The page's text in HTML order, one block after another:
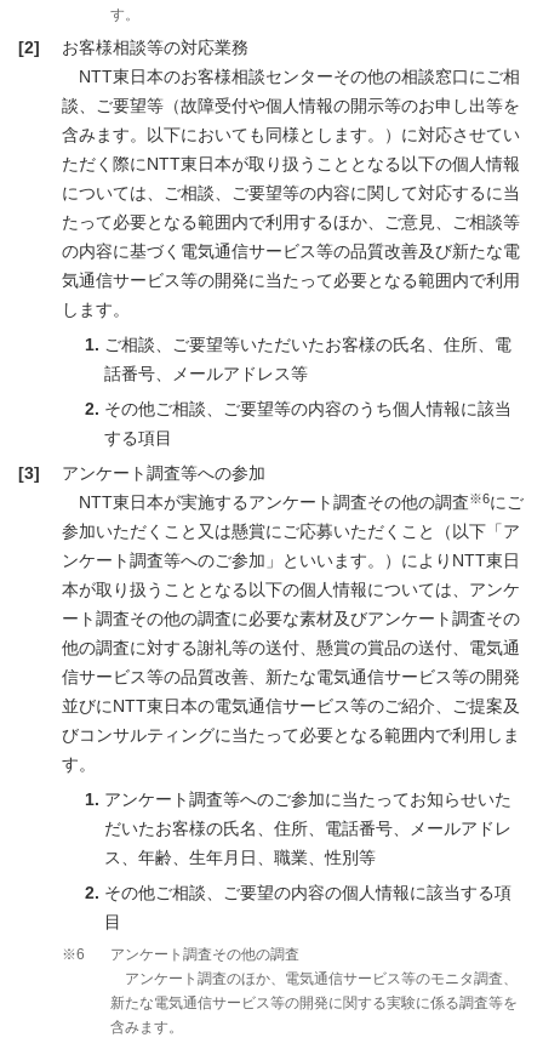
す。
[2]
お客様相談等の対応業務
NTT東日本のお客様相談センターその他の相談窓口にご相
談、ご要望等（故障受付や個人情報の開示等のお申し出等を
含みます。以下においても同様とします。）に対応させてい
ただく際にNTT東日本が取り扱うこととなる以下の個人情報
については、ご相談、ご要望等の内容に関して対応するに当
たって必要となる範囲内で利用するほか、ご意見、ご相談等
の内容に基づく電気通信サービス等の品質改善及び新たな電
気通信サービス等の開発に当たって必要となる範囲内で利用
します。
ご相談、ご要望等いただいたお客様の氏名、住所、電
話番号、メールアドレス等
その他ご相談、ご要望等の内容のうち個人情報に該当
する項目
[3]
アンケート調査等への参加
NTT東日本が実施するアンケート調査その他の調査※6にご
参加いただくこと又は懸賞にご応募いただくこと（以下「ア
ンケート調査等へのご参加」といいます。）によりNTT東日
本が取り扱うこととなる以下の個人情報については、アンケ
ート調査その他の調査に必要な素材及びアンケート調査その
他の調査に対する謝礼等の送付、懸賞の賞品の送付、電気通
信サービス等の品質改善、新たな電気通信サービス等の開発
並びにNTT東日本の電気通信サービス等のご紹介、ご提案及
びコンサルティングに当たって必要となる範囲内で利用しま
す。
アンケート調査等へのご参加に当たってお知らせいた
だいたお客様の氏名、住所、電話番号、メールアドレ
ス、年齢、生年月日、職業、性別等
その他ご相談、ご要望の内容の個人情報に該当する項
目
※6
アンケート調査その他の調査
アンケート調査のほか、電気通信サービス等のモニタ調査、
新たな電気通信サービス等の開発に関する実験に係る調査等を
含みます。